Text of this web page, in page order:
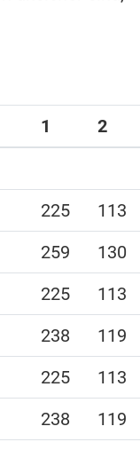
1
2
225
113
259
130
225
113
238
119
225
113
238
119